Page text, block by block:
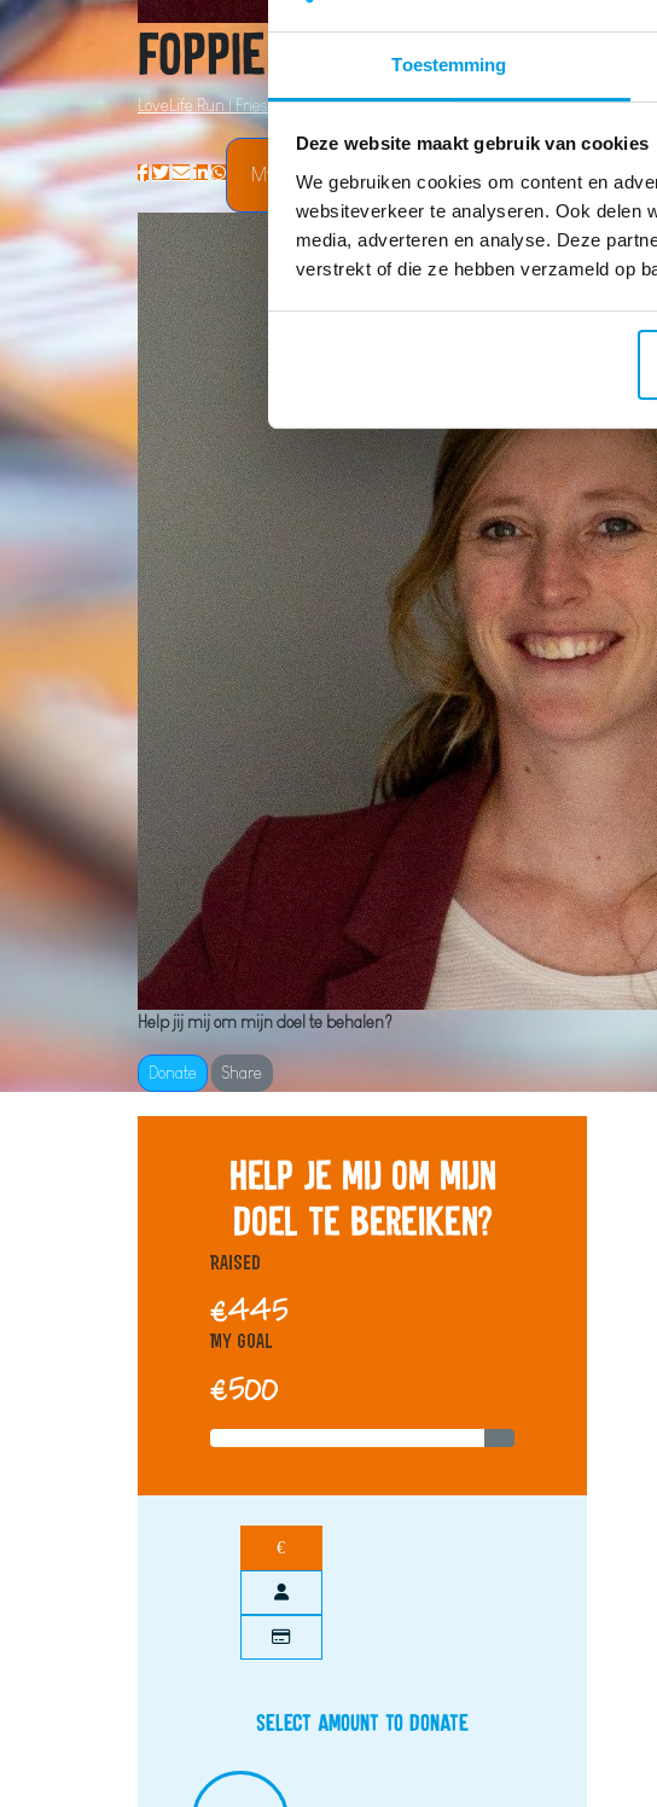
Toestemming
Deze website maakt gebruik van cookies
We gebruiken cookies om content en
websiteverkeer te analyseren. Ook delen
media, adverteren en analyse. Deze
verstrekt of die ze hebben verzameld op
Foppie de Boer
LoveLife Run | Friesland
My Team
Help jij mij om mijn doel te behalen?
Donate Share
Help je mij om mijn
doel te bereiken?
Raised
€445
My Goal
€500
€
Select amount to donate